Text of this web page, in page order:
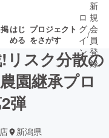
はじ
める
プロジェクト
をさがす
了が近いプ
ロ
グ
イ
ン
/
新
規
会
員
登
録
リスク分散の
園継承プロ
弾
新潟県